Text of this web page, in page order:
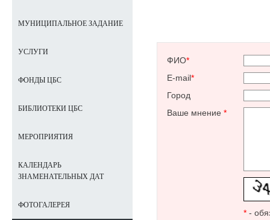
ФИО*
E-mail*
Город
Ваше мнение *
* -
МУНИЦИПАЛЬНОЕ ЗАДАНИЕ
УСЛУГИ
ФОНДЫ ЦБС
БИБЛИОТЕКИ ЦБС
МЕРОПРИЯТИЯ
КАЛЕНДАРЬ
ЗНАМЕНАТЕЛЬНЫХ ДАТ
ФОТОГАЛЕРЕЯ